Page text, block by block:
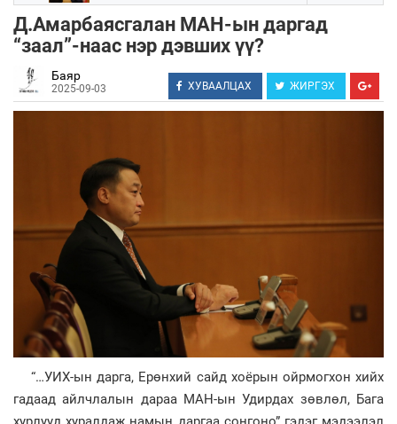
Д.Амарбаясгалан МАН-ын даргад
“заал”-наас нэр дэвших үү?
Баяр
2025-09-03 ХУВААЛЦАХ ЖИРГЭХ
“…УИХ-ын дарга, Ерөнхий сайд хоёрын ойрмогхон хийх
гадаад айлчлалын дараа МАН-ын Удирдах зөвлөл, Бага